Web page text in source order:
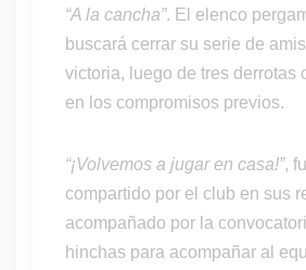
“A la cancha”. El elenco
buscará cerrar su serie de
victoria, luego de tres derrotas
en los compromisos previos.
“¡Volvemos a jugar en casa!”,
compartido por el club en sus
acompañado por la
hinchas para acompañar al